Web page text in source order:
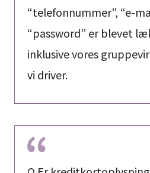
“telefonnummer”, “e-
“password” er blevet
inklusive vores
vi driver.